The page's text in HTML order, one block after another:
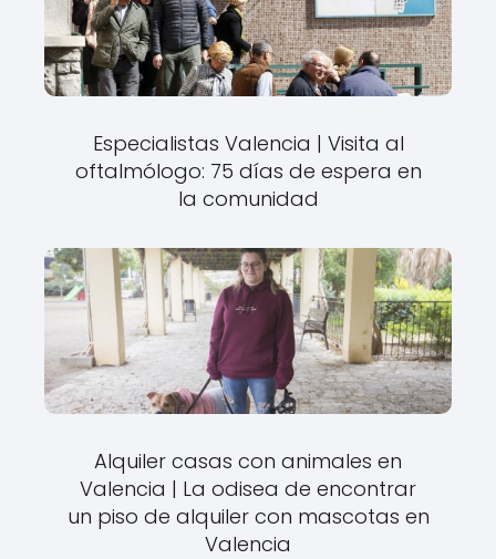
Especialistas Valencia | Visita al
oftalmólogo: 75 días de espera en
la comunidad
Alquiler casas con animales en
Valencia | La odisea de encontrar
un piso de alquiler con mascotas en
Valencia